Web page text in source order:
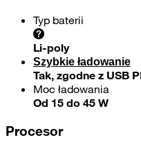
Typ baterii
Li-poly
Szybkie ładowanie
Tak, zgodne z USB
Moc ładowania
Od 15 do 45 W
Procesor